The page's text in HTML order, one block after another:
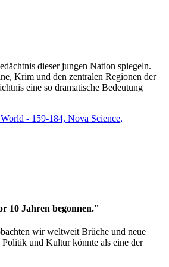
dieser jungen Nation spiegeln.
Krim und den zentralen Regionen der
eine so dramatische Bedeutung
- 159-184, Nova Science,
10 Jahren begonnen."
wir weltweit Brüche und neue
und Kultur könnte als eine der